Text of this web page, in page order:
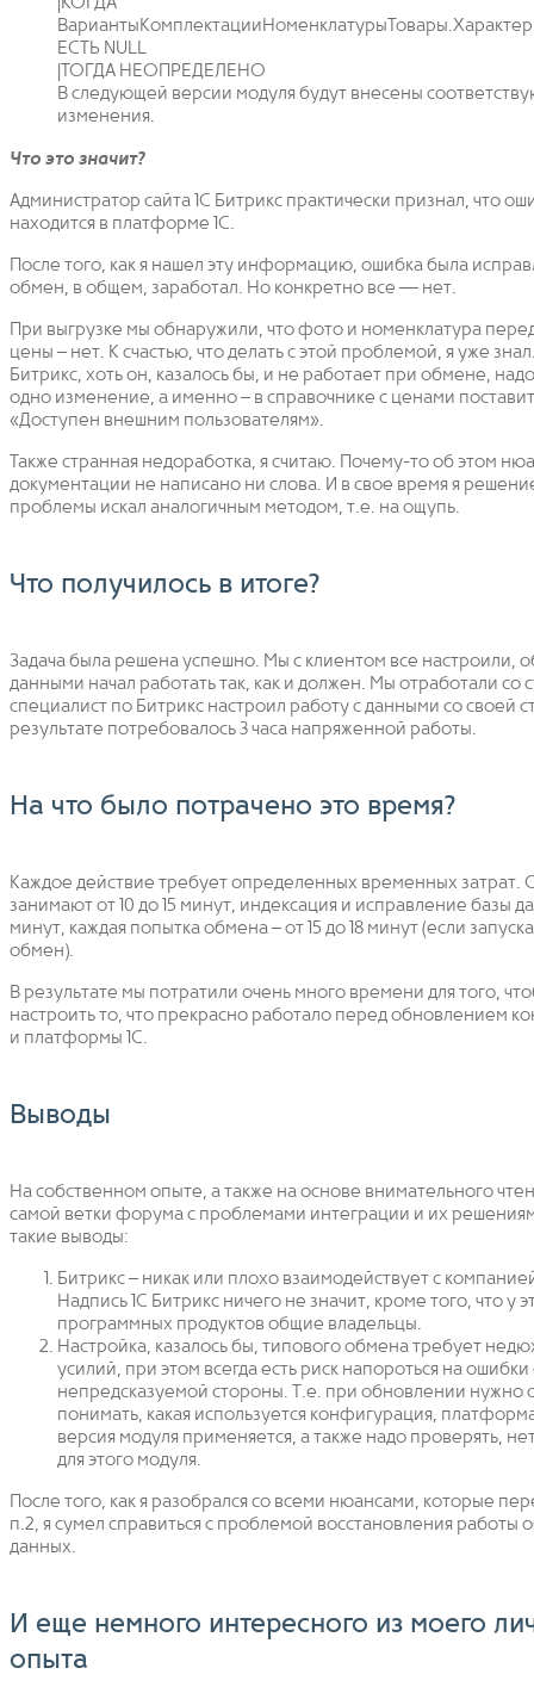
ЕСТЬ NULL
|ТОГДА НЕОПРЕДЕЛЕНО
В следующей версии модуля будут внесены
изменения.
Что это значит?
Администратор сайта 1С Битрикс практически признал, что
находится в платформе 1С.
После того, как я нашел эту информацию, ошибка была
обмен, в общем, заработал. Но конкретно все — нет.
При выгрузке мы обнаружили, что фото и номенклатура
цены – нет. К счастью, что делать с этой проблемой, я уже
Битрикс, хоть он, казалось бы, и не работает при обмене,
одно изменение, а именно – в справочнике с ценами
«Доступен внешним пользователям».
Также странная недоработка, я считаю. Почему-то об этом
документации не написано ни слова. И в свое время я
проблемы искал аналогичным методом, т.е. на ощупь.
Что получилось в итоге?
Задача была решена успешно. Мы с клиентом все настроили,
данными начал работать так, как и должен. Мы отработали со
специалист по Битрикс настроил работу с данными со своей
результате потребовалось 3 часа напряженной работы.
На что было потрачено это время?
Каждое действие требует определенных временных затрат.
занимают от 10 до 15 минут, индексация и исправление базы
минут, каждая попытка обмена – от 15 до 18 минут (если
обмен).
В результате мы потратили очень много времени для того,
настроить то, что прекрасно работало перед обновлением
и платформы 1С.
Выводы
На собственном опыте, а также на основе внимательного
самой ветки форума с проблемами интеграции и их
такие выводы:
Битрикс – никак или плохо взаимодействует с
Надпись 1С Битрикс ничего не значит, кроме того, что у
программных продуктов общие владельцы.
Настройка, казалось бы, типового обмена требует
усилий, при этом всегда есть риск напороться на ошибки
непредсказуемой стороны. Т.е. при обновлении нужно
понимать, какая используется конфигурация,
версия модуля применяется, а также надо проверять,
для этого модуля.
После того, как я разобрался со всеми нюансами, которые
п.2, я сумел справиться с проблемой восстановления работы
данных.
И еще немного интересного из моего
опыта